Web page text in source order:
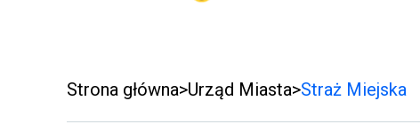
Strona główna Urząd Miasta Straż Miejska